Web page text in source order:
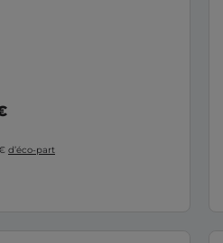
d’éco-part